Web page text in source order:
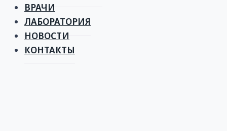
ВРАЧИ
ЛАБОРАТОРИЯ
НОВОСТИ
КОНТАКТЫ